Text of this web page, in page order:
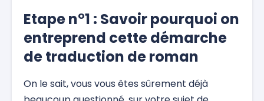
Etape n°1 : Savoir pourquoi on
entreprend cette démarche
de traduction de roman
On le sait, vous vous êtes sûrement déjà